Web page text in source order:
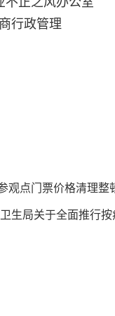
政管理
观点门票价格清理整
生局关于全面推行